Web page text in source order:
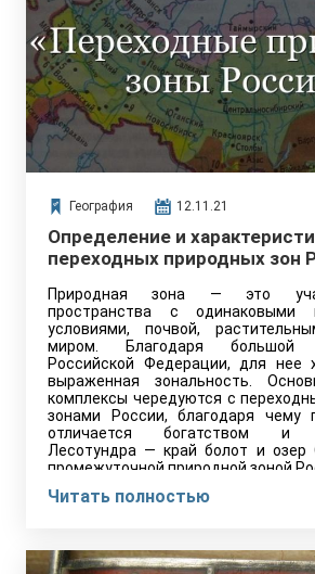
География 12.11.21
Определение и
переходных природных зон
Природная зона — это
пространства с одинаковыми
условиями, почвой,
миром. Благодаря большой
Российской Федерации, для нее
выраженная зональность.
комплексы чередуются с
зонами России, благодаря чему
отличается богатством и
Лесотундра — край болот и озер
промежуточной природной зоной
Читать полностью